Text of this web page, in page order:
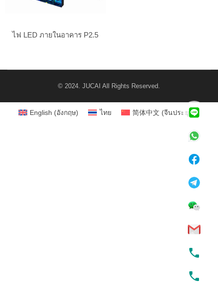
ไฟ LED ภายในอาคาร P2.5
© 2024. JUCAI All Rights Reserved.
English (อังกฤษ) ไทย 简体中文 (จีนประยุกต์)